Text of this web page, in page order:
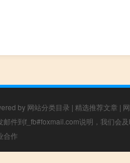
by 网站分类目录 | 精选推荐文章 |
件到f_fb#foxmail.com说明，我们会
合作